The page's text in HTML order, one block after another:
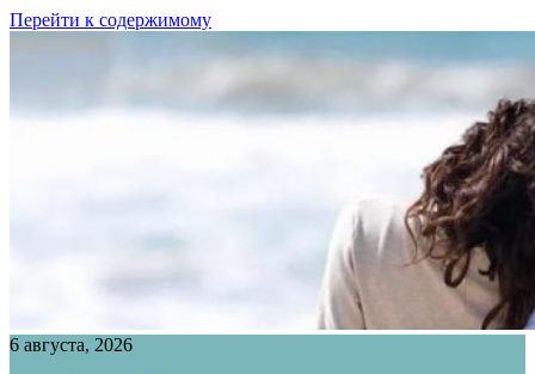
Перейти к содержимому
6 августа, 2026